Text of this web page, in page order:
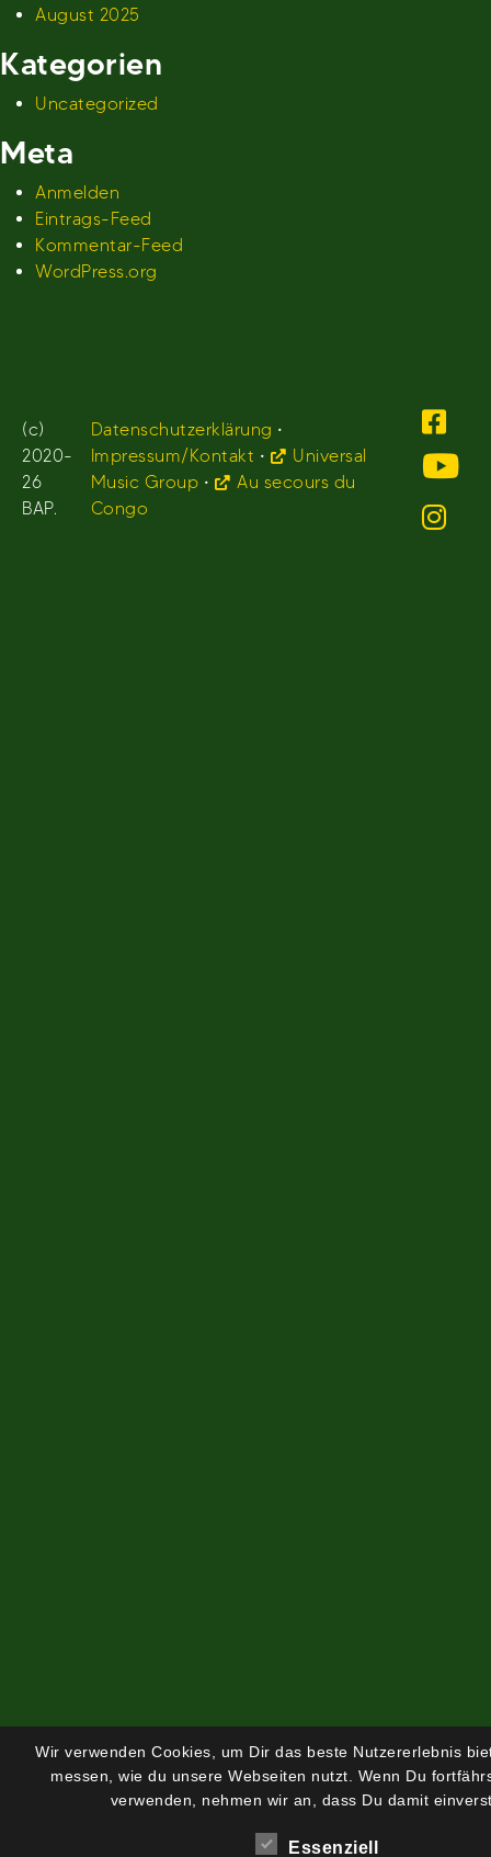
August 2025
Kategorien
Uncategorized
Meta
Anmelden
Eintrags-Feed
Kommentar-Feed
WordPress.org
(c)
2020-
26
BAP.
Datenschutzerklärung •
Impressum/Kontakt •
Universal
Music Group •
Au secours du
Congo
Wir verwenden Cookies, um Dir das beste Nutzererlebnis
messen, wie du unsere Webseiten nutzt. Wenn Du
verwenden, nehmen wir an, dass Du damit
Essenziell